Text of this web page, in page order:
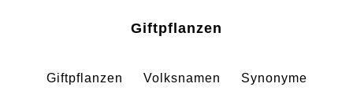
springen
springen
Giftpflanzen
Giftpflanzen Volksnamen Synonyme